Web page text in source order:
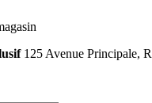
125 Avenue Principale,